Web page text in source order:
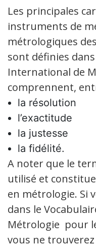
Les principales
instruments de
métrologiques
sont définies
International de
comprennent,
la résolution
l’exactitude
la justesse
la fidélité.
A noter que le
utilisé et
en métrologie. Si
dans le
Métrologie pour
vous ne